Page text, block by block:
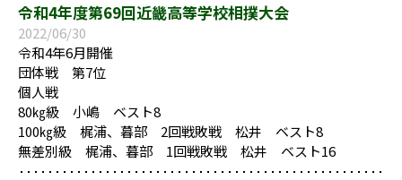
令和4年度第69回近畿高等学校相撲大会
2022/06/30
令和4年6月開催
団体戦 第7位
個人戦
80㎏級 小嶋 ベスト8
100㎏級 梶浦、暮部 2回戦敗戦 松井 ベスト8
無差別級 梶浦、暮部 1回戦敗戦 松井 ベスト16